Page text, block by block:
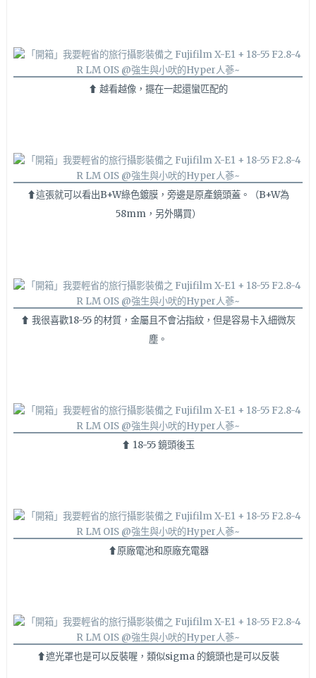
⬆ 越看越像，擺在一起還蠻匹配的
⬆這張就可以看出B+W綠色鍍膜，旁邊是原產鏡頭蓋。（B+W為
58mm，另外購買）
⬆ 我很喜歡18-55 的材質，金屬且不會沾指紋，但是容易卡入細微灰
塵。
⬆ 18-55 鏡頭後玉
⬆原廠電池和原廠充電器
⬆遮光罩也是可以反裝喔，類似sigma 的鏡頭也是可以反裝